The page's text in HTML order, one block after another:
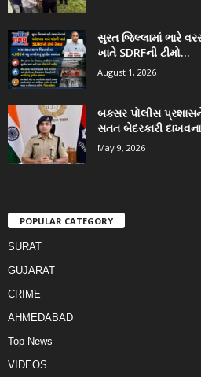
સુરત જિલ્લામાં ભારે
ખાતે SDRFની ટીમો...
August 1, 2026
બક્સર પોલીસ
સતત બેદરકારી
May 9, 2026
POPULAR CATEGORY
SURAT
GUJARAT
CRIME
AHMEDABAD
Top News
VIDEOS